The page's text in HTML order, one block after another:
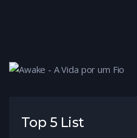
Top 5 List